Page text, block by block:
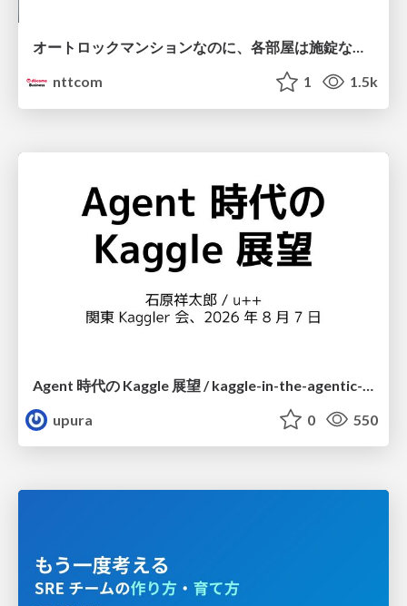
オートロックマンションなのに、各部屋は施錠なし！？ 攻撃者が組織内ネットワークで大暴れする理由 / The Front Door Is Locked, but the Rooms Are Wide Open: Why Attackers Move Freely Inside Enterprise Networks
nttcom
1 1.5k
upura
0 550